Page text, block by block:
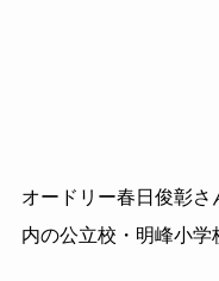
オードリー春日俊彰
内の公立校・明峰小学